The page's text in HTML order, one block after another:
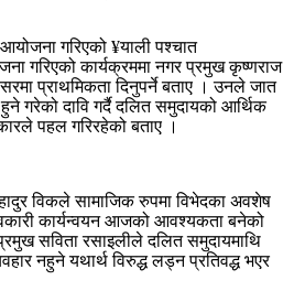
गरिएको ¥याली पश्चात
गरिएको कार्यक्रममा नगर प्रमुख कृष्णराज
प्राथमिकता दिनुपर्ने बताए । उनले जात
हुने गरेको दावि गर्दै दलित समुदायको आर्थिक
पहल गरिरहेको बताए ।
विकले सामाजिक रुपमा विभेदका अवशेष
कार्यन्वयन आजको आवश्यकता बनेको
सविता रसाइलीले दलित समुदायमाथि
नहुने यथार्थ विरुद्ध लड्न प्रतिवद्ध भएर